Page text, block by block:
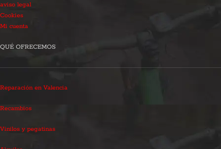
aviso legal
Cookies
Mi cuenta
QUÉ OFRECEMOS
Reparación en Valencia
Recambios
Vinilos y pegatinas